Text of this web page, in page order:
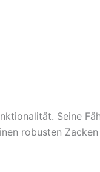
Seine
robusten